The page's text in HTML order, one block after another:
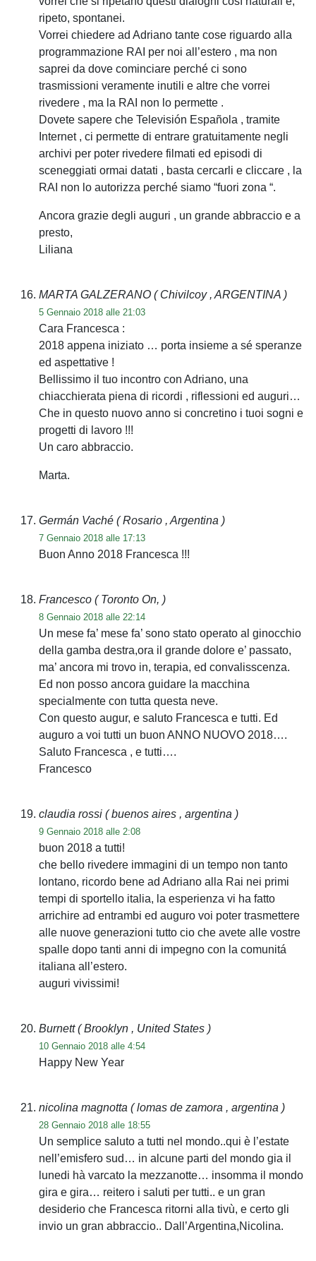
ripeto, spontanei.
Vorrei chiedere ad Adriano tante cose riguardo alla
programmazione RAI per noi all’estero , ma non
saprei da dove cominciare perché ci sono
trasmissioni veramente inutili e altre che vorrei
rivedere , ma la RAI non lo permette .
Dovete sapere che Televisión Española , tramite
Internet , ci permette di entrare gratuitamente negli
archivi per poter rivedere filmati ed episodi di
sceneggiati ormai datati , basta cercarli e cliccare , la
RAI non lo autorizza perché siamo “fuori zona “.
Ancora grazie degli auguri , un grande abbraccio e a
presto,
Liliana
MARTA GALZERANO ( Chivilcoy , ARGENTINA )
5 Gennaio 2018 alle 21:03
Cara Francesca :
2018 appena iniziato … porta insieme a sé speranze
ed aspettative !
Bellissimo il tuo incontro con Adriano, una
chiacchierata piena di ricordi , riflessioni ed auguri…
Che in questo nuovo anno si concretino i tuoi sogni e
progetti di lavoro !!!
Un caro abbraccio.
Marta.
Germán Vaché ( Rosario , Argentina )
7 Gennaio 2018 alle 17:13
Buon Anno 2018 Francesca !!!
Francesco ( Toronto On, )
8 Gennaio 2018 alle 22:14
Un mese fa’ mese fa’ sono stato operato al ginocchio
della gamba destra,ora il grande dolore e’ passato,
ma’ ancora mi trovo in, terapia, ed convalisscenza.
Ed non posso ancora guidare la macchina
specialmente con tutta questa neve.
Con questo augur, e saluto Francesca e tutti. Ed
auguro a voi tutti un buon ANNO NUOVO 2018….
Saluto Francesca , e tutti….
Francesco
claudia rossi ( buenos aires , argentina )
9 Gennaio 2018 alle 2:08
buon 2018 a tutti!
che bello rivedere immagini di un tempo non tanto
lontano, ricordo bene ad Adriano alla Rai nei primi
tempi di sportello italia, la esperienza vi ha fatto
arrichire ad entrambi ed auguro voi poter trasmettere
alle nuove generazioni tutto cio che avete alle vostre
spalle dopo tanti anni di impegno con la comunitá
italiana all’estero.
auguri vivissimi!
Burnett( Brooklyn , United States )
10 Gennaio 2018 alle 4:54
Happy New Year
nicolina magnotta ( lomas de zamora , argentina )
28 Gennaio 2018 alle 18:55
Un semplice saluto a tutti nel mondo..qui è l’estate
nell’emisfero sud… in alcune parti del mondo gia il
lunedi hà varcato la mezzanotte… insomma il mondo
gira e gira… reitero i saluti per tutti.. e un gran
desiderio che Francesca ritorni alla tivù, e certo gli
invio un gran abbraccio.. Dall’Argentina,Nicolina.